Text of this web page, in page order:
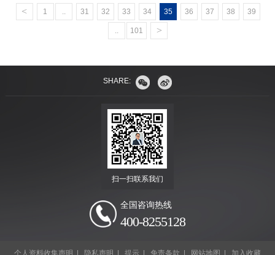
< 1 .. 31 32 33 34 35 36 37 38 39
.. 101 >
SHARE:
扫一扫联系我们
全国咨询热线
400-8255128